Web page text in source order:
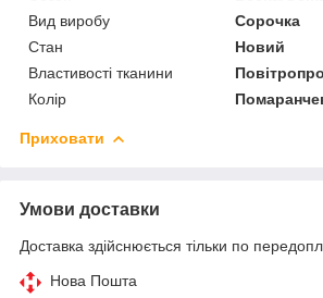
Вид виробу
Сорочка
Стан
Новий
Властивості тканини
Колір
Приховати
Умови доставки
Доставка здійснюється тільки по
Нова Пошта